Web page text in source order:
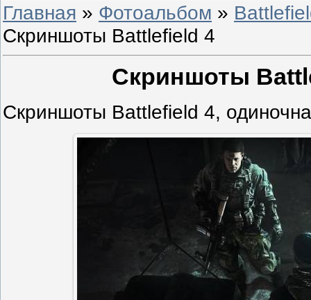
Главная » Фотоальбом »
Скриншоты Battlefield 4
Скриншоты
Скриншоты Battlefield 4,